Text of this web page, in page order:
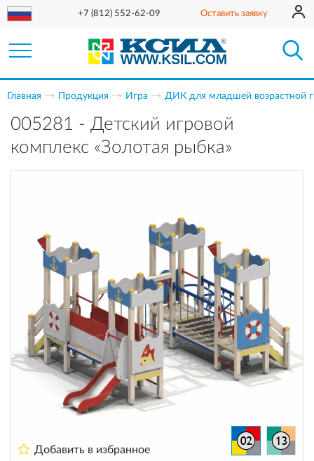
+7 (812) 552-62-09 Оставить заявку
Главная Продукция Игра ДИК для младшей возрастной
005281 - Детский игровой
комплекс «Золотая рыбка»
Добавить в избранное